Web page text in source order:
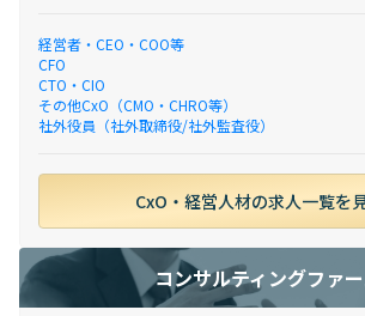
経営者・CEO・COO等
CFO
CTO・CIO
その他CxO（CMO・CHRO等）
社外役員（社外取締役/社外監査役）
CxO・経営人材の求人一覧を
コンサルティングファ